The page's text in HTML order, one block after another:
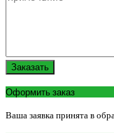
Заказать
Оформить заказ
Ваша заявка принята в